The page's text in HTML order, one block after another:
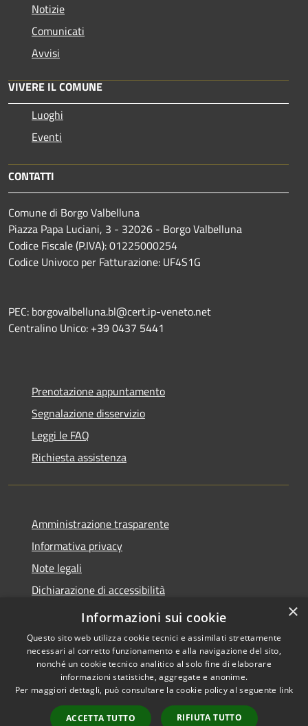
Notizie
Comunicati
Avvisi
VIVERE IL COMUNE
Luoghi
Eventi
CONTATTI
Comune di Borgo Valbelluna
Piazza Papa Luciani, 3 - 32026 - Borgo Valbelluna
Codice Fiscale (P.IVA): 01225000254
Codice Univoco per Fatturazione: UF4S1G
PEC: borgovalbelluna.bl@cert.ip-veneto.net
Centralino Unico: +39 0437 5441
Prenotazione appuntamento
Segnalazione disservizio
Leggi le FAQ
Richiesta assistenza
Amministrazione trasparente
Informativa privacy
Note legali
Dichiarazione di accessibilità
Piano di miglioramento dei servizi
Accessibilità
Copyright © 2026 • Comune di
Borgo Valbelluna • Powered by
Municipium•
Accesso
×
Informazioni sui cookie
Questo sito web utilizza cookie tecnici e assimilati strettamente
necessari al corretto funzionamento e alla navigazione del sito,
nonché un cookie tecnico analitico al solo fine di elaborare
informazioni statistiche, aggregate e anonime.
Per maggiori dettagli, può consultare la cookie policy al seguente link
ACCETTA TUTTO RIFIUTA TUTTO